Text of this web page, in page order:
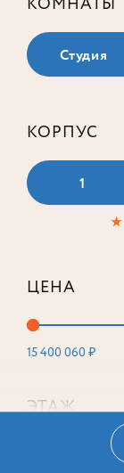
Студия
КОРПУС
1
★
ЦЕНА
15 400 060 ₽
ЭТАЖ